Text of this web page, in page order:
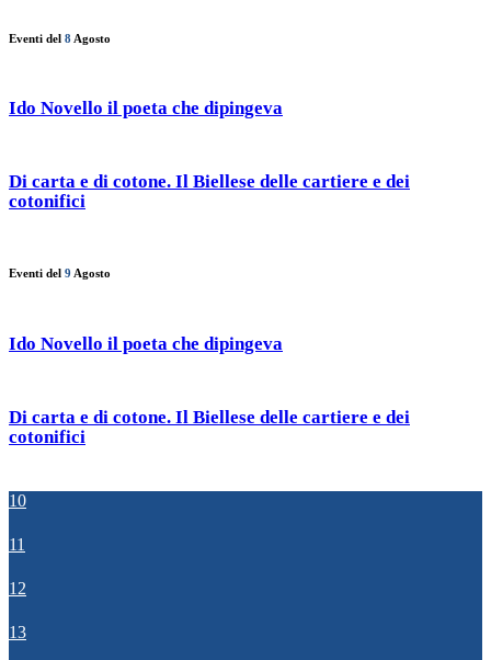
Eventi del 8 Agosto
Ido Novello il poeta che dipingeva
Di carta e di cotone. Il Biellese delle cartiere e dei
cotonifici
Eventi del 9 Agosto
Ido Novello il poeta che dipingeva
Di carta e di cotone. Il Biellese delle cartiere e dei
cotonifici
10
11
12
13